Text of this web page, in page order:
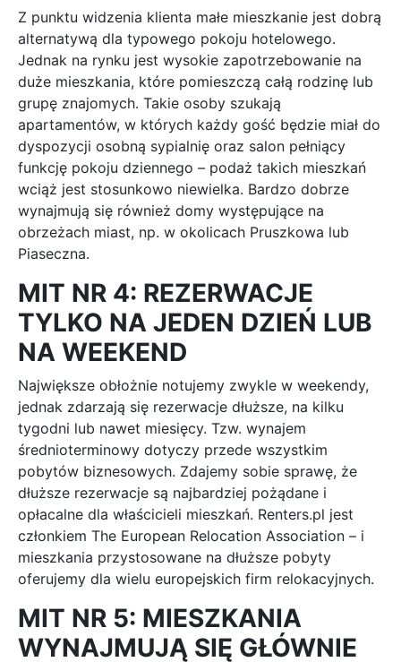
Z punktu widzenia klienta małe mieszkanie jest dobrą
alternatywą dla typowego pokoju hotelowego.
Jednak na rynku jest wysokie zapotrzebowanie na
duże mieszkania, które pomieszczą całą rodzinę lub
grupę znajomych. Takie osoby szukają
apartamentów, w których każdy gość będzie miał do
dyspozycji osobną sypialnię oraz salon pełniący
funkcję pokoju dziennego – podaż takich mieszkań
wciąż jest stosunkowo niewielka. Bardzo dobrze
wynajmują się również domy występujące na
obrzeżach miast, np. w okolicach Pruszkowa lub
Piaseczna.
MIT NR 4: REZERWACJE
TYLKO NA JEDEN DZIEŃ LUB
NA WEEKEND
Największe obłożnie notujemy zwykle w weekendy,
jednak zdarzają się rezerwacje dłuższe, na kilku
tygodni lub nawet miesięcy. Tzw. wynajem
średnioterminowy dotyczy przede wszystkim
pobytów biznesowych. Zdajemy sobie sprawę, że
dłuższe rezerwacje są najbardziej pożądane i
opłacalne dla właścicieli mieszkań. Renters.pl jest
członkiem The European Relocation Association – i
mieszkania przystosowane na dłuższe pobyty
oferujemy dla wielu europejskich firm relokacyjnych.
MIT NR 5: MIESZKANIA
WYNAJMUJĄ SIĘ GŁÓWNIE